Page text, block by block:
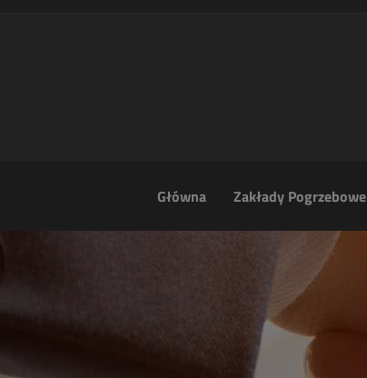
Główna Zakłady Pogrzebowe